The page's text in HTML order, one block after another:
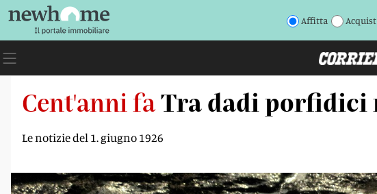
Affitta
Cent'anni faTra dadi porfidici
Le notizie del 1. giugno 1926